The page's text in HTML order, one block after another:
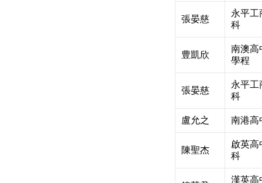
張晏慈
永平工
科
豊凱欣
南澳高
學程
張晏慈
永平工
科
盧允之 南港高
陳聖杰
啟英高
科
漢英高